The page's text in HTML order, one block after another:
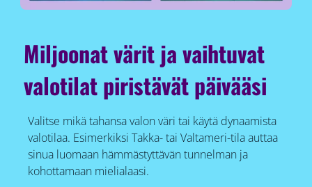
Miljoonat värit ja vaihtuvat
valotilat piristävät päivääsi
Valitse mikä tahansa valon väri tai käytä dynaamista
valotilaa. Esimerkiksi Takka- tai Valtameri-tila auttaa
sinua luomaan hämmästyttävän tunnelman ja
kohottamaan mielialaasi.